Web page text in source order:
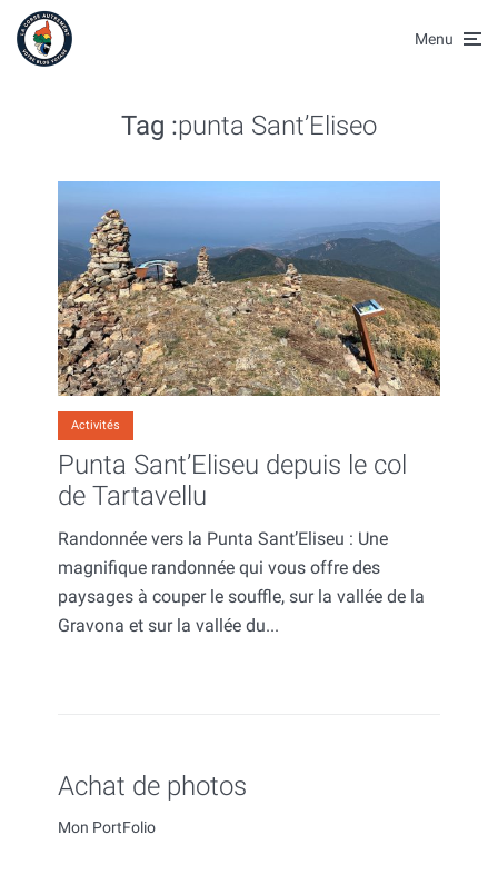
Menu
Tag :punta Sant’Eliseo
Activités
Punta Sant’Eliseu depuis le col
de Tartavellu
Randonnée vers la Punta Sant’Eliseu : Une
magnifique randonnée qui vous offre des
paysages à couper le souffle, sur la vallée de la
Gravona et sur la vallée du...
Achat de photos
Mon PortFolio